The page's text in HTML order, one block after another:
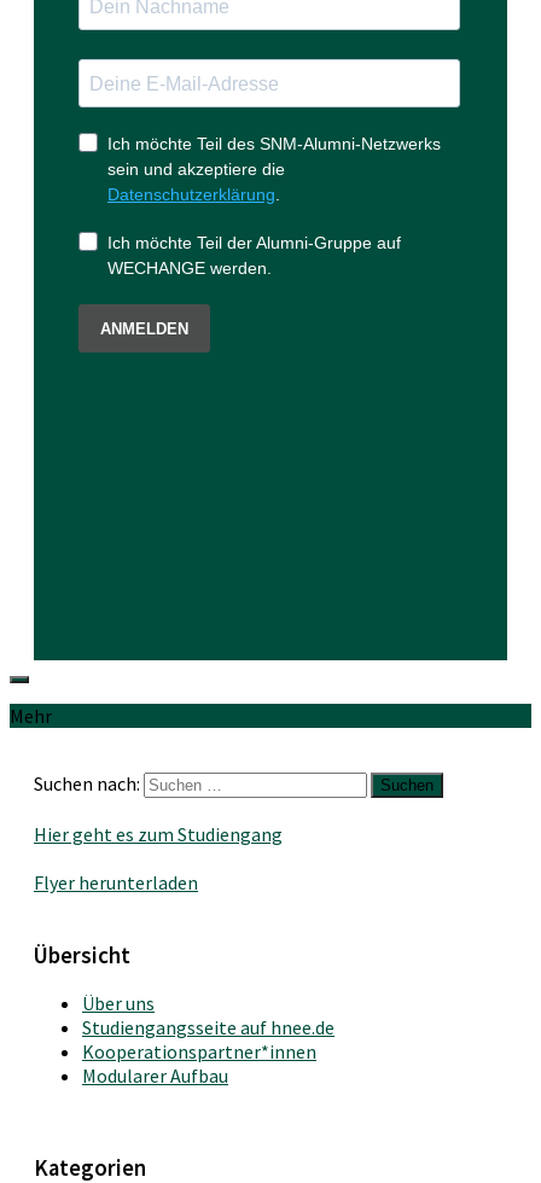
Mehr
Suchen nach:
Hier geht es zum Studiengang
Flyer herunterladen
Übersicht
Über uns
Studiengangsseite auf hnee.de
Kooperationspartner*innen
Modularer Aufbau
Kategorien